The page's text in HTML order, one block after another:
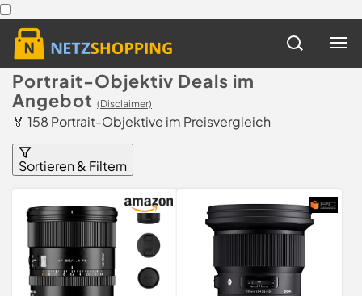
Portrait-Objektiv Deals im
Angebot (Disclaimer)
🏅 158 Portrait-Objektive im Preisvergleich
Sortieren & Filtern